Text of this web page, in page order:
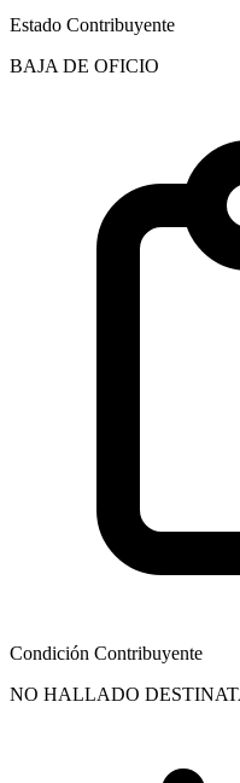
Estado Contribuyente
BAJA DE OFICIO
Condición Contribuyente
NO HALLADO